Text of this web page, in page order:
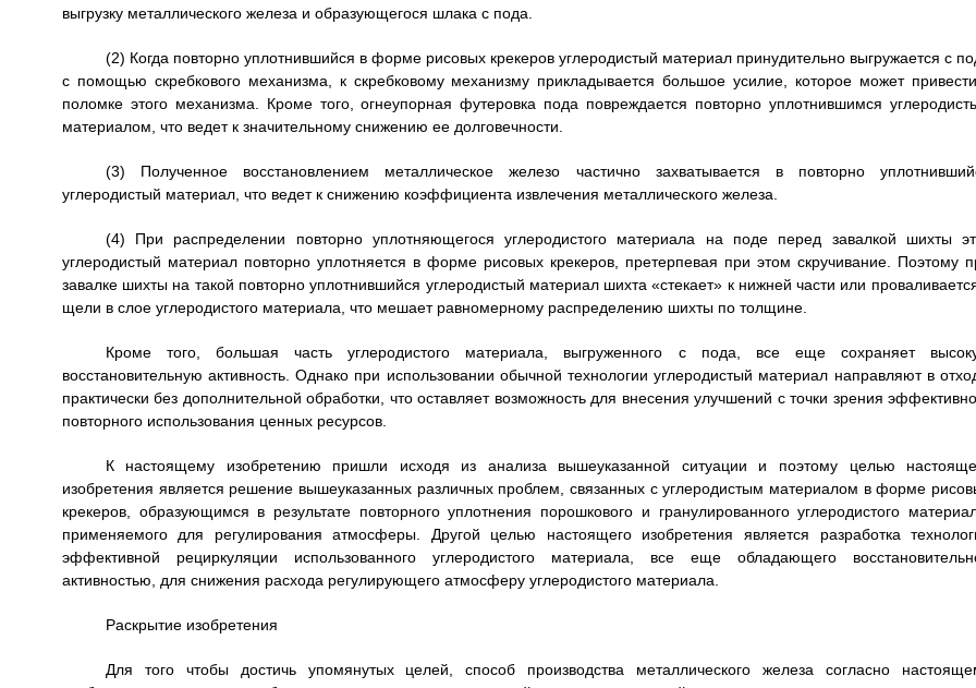
выгрузку металлического железа и образующегося шлака с пода.
(2) Когда повторно уплотнившийся в форме рисовых крекеров углеродистый материал принудительно выгружается с
с помощью скребкового механизма, к скребковому механизму прикладывается большое усилие, которое может
поломке этого механизма. Кроме того, огнеупорная футеровка пода повреждается повторно уплотнившимся
материалом, что ведет к значительному снижению ее долговечности.
(3) Полученное восстановлением металлическое железо частично захватывается в повторно
углеродистый материал, что ведет к снижению коэффициента извлечения металлического железа.
(4) При распределении повторно уплотняющегося углеродистого материала на поде перед завалкой шихты
углеродистый материал повторно уплотняется в форме рисовых крекеров, претерпевая при этом скручивание. Поэтому
завалке шихты на такой повторно уплотнившийся углеродистый материал шихта «стекает» к нижней части или
щели в слое углеродистого материала, что мешает равномерному распределению шихты по толщине.
Кроме того, большая часть углеродистого материала, выгруженного с пода, все еще сохраняет
восстановительную активность. Однако при использовании обычной технологии углеродистый материал направляют в
практически без дополнительной обработки, что оставляет возможность для внесения улучшений с точки зрения
повторного использования ценных ресурсов.
К настоящему изобретению пришли исходя из анализа вышеуказанной ситуации и поэтому целью
изобретения является решение вышеуказанных различных проблем, связанных с углеродистым материалом в форме
крекеров, образующимся в результате повторного уплотнения порошкового и гранулированного углеродистого
применяемого для регулирования атмосферы. Другой целью настоящего изобретения является разработка
эффективной рециркуляции использованного углеродистого материала, все еще обладающего
активностью, для снижения расхода регулирующего атмосферу углеродистого материала.
Раскрытие изобретения
Для того чтобы достичь упомянутых целей, способ производства металлического железа согласно